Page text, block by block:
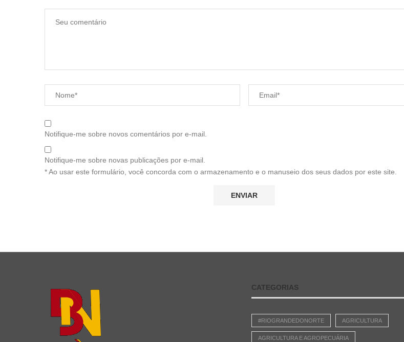
Notifique-me sobre novos comentários por e-mail.
Notifique-me sobre novas publicações por e-mail.
* Ao usar este formulário, você concorda com o armazenamento e o manuseio dos seus dados por este site.
CATEGORIAS
#RIOGRANDEDONORTE AGRICULTURA
AGRICULTURA E AGROPECUÁRIA